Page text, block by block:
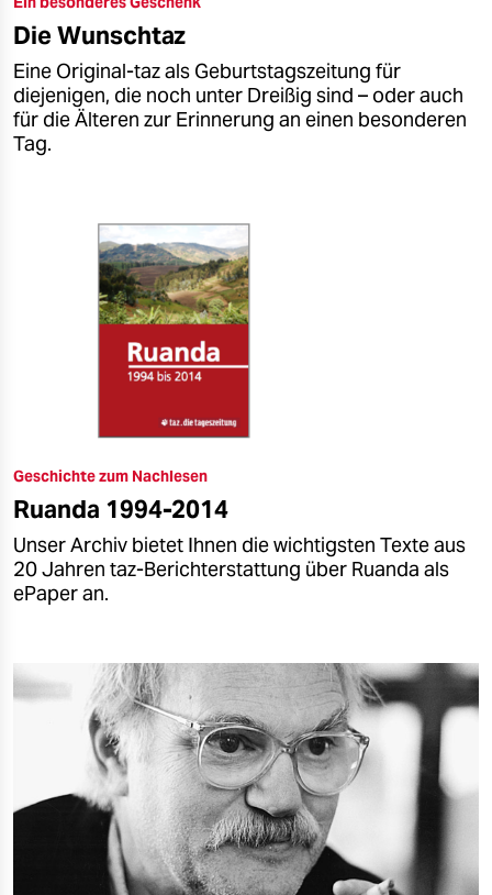
epaper login
Die Wunschtaz
Eine Original-taz als Geburtstagszeitung für
diejenigen, die noch unter Dreißig sind – oder auch
für die Älteren zur Erinnerung an einen besonderen
Tag.
Geschichte zum Nachlesen
Ruanda 1994-2014
Unser Archiv bietet Ihnen die wichtigsten Texte aus
20 Jahren taz-Berichterstattung über Ruanda als
ePaper an.